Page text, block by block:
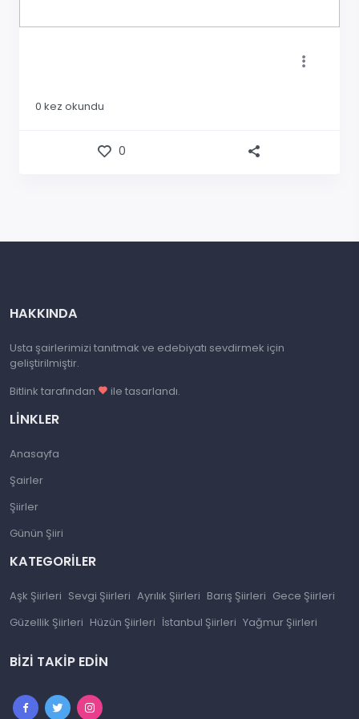
0 kez okundu
0
HAKKINDA
Usta şairlerimizi tanıtmak ve edebiyatı sevdirmek için
geliştirilmiştir.
Bitlink tarafından
ile tasarlandı.
LINKLER
Anasayfa
Şairler
Şiirler
Günün Şiiri
KATEGORILER
Aşk Şiirleri Sevgi Şiirleri Ayrılık Şiirleri Barış Şiirleri Gece Şiirleri
Güzellik Şiirleri Hüzün Şiirleri İstanbul Şiirleri Yağmur Şiirleri
BIZI TAKIP EDIN